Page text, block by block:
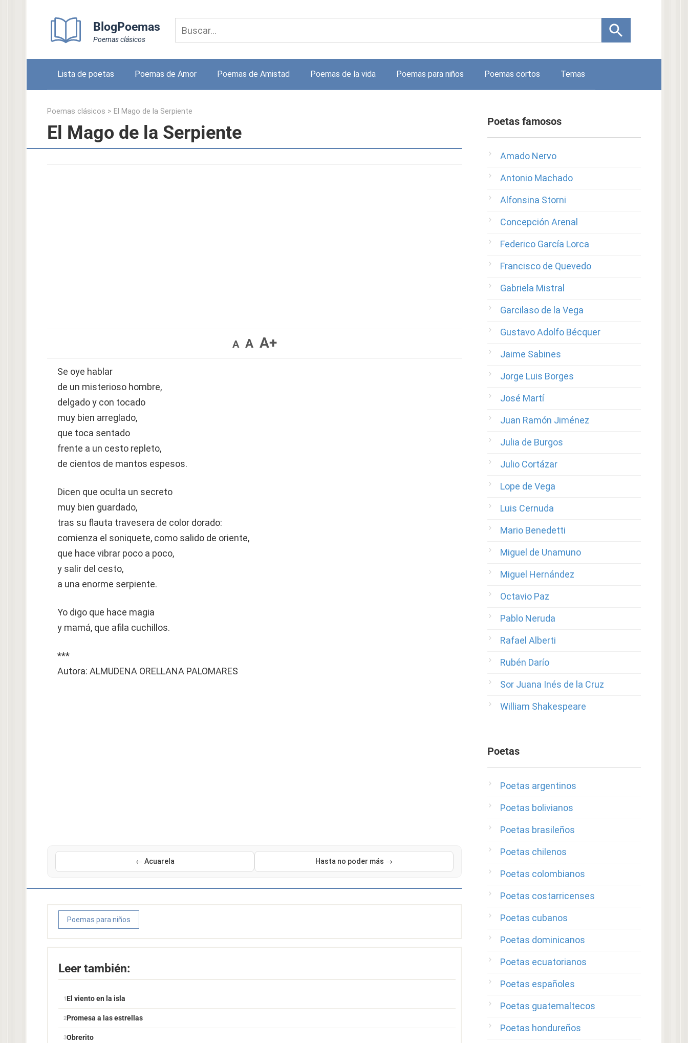
BlogPoemas
Poemas clásicos
Lista de poetas Poemas de Amor Poemas de Amistad Poemas de la vida Poemas para niños Poemas cortos Temas
Poemas clásicos > El Mago de la Serpiente
El Mago de la Serpiente
A A A+
Se oye hablar
de un misterioso hombre,
delgado y con tocado
muy bien arreglado,
que toca sentado
frente a un cesto repleto,
de cientos de mantos espesos.
Dicen que oculta un secreto
muy bien guardado,
tras su flauta travesera de color dorado:
comienza el soniquete, como salido de oriente,
que hace vibrar poco a poco,
y salir del cesto,
a una enorme serpiente.
Yo digo que hace magia
y mamá, que afila cuchillos.
***
Autora: ALMUDENA ORELLANA PALOMARES
← Acuarela Hasta no poder más →
Poemas para niños
Leer también:
El viento en la isla
Promesa a las estrellas
Obrerito
Poetas famosos
Amado Nervo
Antonio Machado
Alfonsina Storni
Concepción Arenal
Federico García Lorca
Francisco de Quevedo
Gabriela Mistral
Garcilaso de la Vega
Gustavo Adolfo Bécquer
Jaime Sabines
Jorge Luis Borges
José Martí
Juan Ramón Jiménez
Julia de Burgos
Julio Cortázar
Lope de Vega
Luis Cernuda
Mario Benedetti
Miguel de Unamuno
Miguel Hernández
Octavio Paz
Pablo Neruda
Rafael Alberti
Rubén Darío
Sor Juana Inés de la Cruz
William Shakespeare
Poetas
Poetas argentinos
Poetas bolivianos
Poetas brasileños
Poetas chilenos
Poetas colombianos
Poetas costarricenses
Poetas cubanos
Poetas dominicanos
Poetas ecuatorianos
Poetas españoles
Poetas guatemaltecos
Poetas hondureños